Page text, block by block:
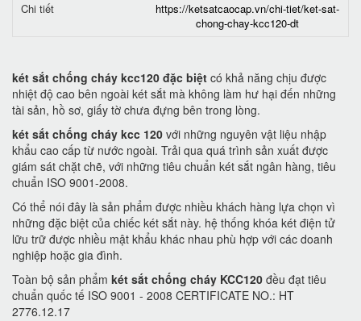
Chi tiết
https://ketsatcaocap.vn/chi-tiet/ket-sat-
chong-chay-kcc120-dt
két sắt chống cháy kcc120 đặc biệt có khả năng chịu được
nhiệt độ cao bên ngoài két sắt mà không làm hư hại đến những
tài sản, hồ sơ, giấy tờ chưa đựng bên trong lòng.
két sắt chống cháy kcc 120 với những nguyên vật liệu nhập
khẩu cao cấp từ nước ngoài. Trải qua quá trình sản xuất được
giám sát chặt chẽ, với những tiêu chuẩn két sắt ngân hàng, tiêu
chuẩn ISO 9001-2008.
Có thể nói đây là sản phẩm được nhiều khách hàng lựa chọn vì
những đặc biệt của chiếc két sắt này. hệ thống khóa két điện tử
lữu trữ được nhiều mật khẩu khác nhau phù hợp với các doanh
nghiệp hoặc gia đình.
Toàn bộ sản phẩm két sắt chống cháy KCC120 đều đạt tiêu
chuẩn quốc tế ISO 9001 - 2008 CERTIFICATE NO.: HT
2776.12.17